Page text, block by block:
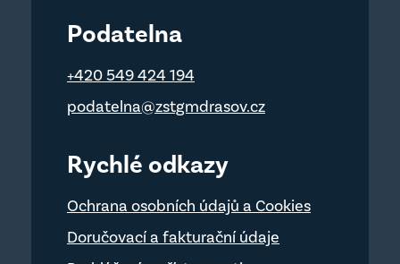
Podatelna
+420 549 424 194
podatelna@zstgmdrasov.cz
Rychlé odkazy
Ochrana osobních údajů a Cookies
Doručovací a fakturační údaje